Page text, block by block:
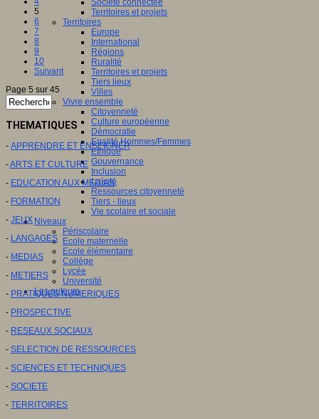
Société connectée
Territoires et projets
Territoires
Europe
International
Régions
Ruralité
Territoires et projets
Tiers lieux
Villes
Vivre ensemble
Citoyenneté
Culture européenne
Démocratie
Egalité Hommes/Femmes
Ethique
Gouvernance
Inclusion
Laïcité
Ressources citoyenneté
Tiers - lieux
Vie scolaire et sociale
Niveaux
Périscolaire
Ecole maternelle
Ecole élémentaire
Collège
Lycée
Université
Les auteurs
5
6
7
8
9
10
Suivant
Page 5 sur 45
THEMATIQUES
- APPRENDRE ET ENSEIGNER
-ARTS ET CULTURE
- EDUCATION AUX MEDIAS
- FORMATION
- JEUX
- LANGAGES
- MEDIAS
- METIERS
- PRATIQUES NUMERIQUES
- PROSPECTIVE
- RESEAUX SOCIAUX
- SELECTION DE RESSOURCES
- SCIENCES ET TECHNIQUES
- SOCIETE
- TERRITOIRES